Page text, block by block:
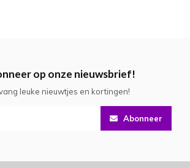
op onze nieuwsbrief!
leuke nieuwtjes en kortingen!
Abonneer